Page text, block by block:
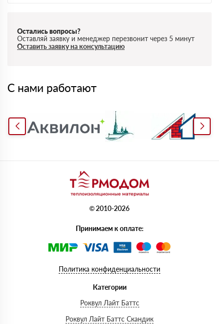
Остались вопросы?
Оставляй заявку и менеджер перезвонит через 5 минут
Оставить заявку на консультацию
С нами работают
© 2010-2026
Принимаем к оплате:
Политика конфиденциальности
Категории
Роквул Лайт Баттс
Роквул Лайт Баттс Скандик